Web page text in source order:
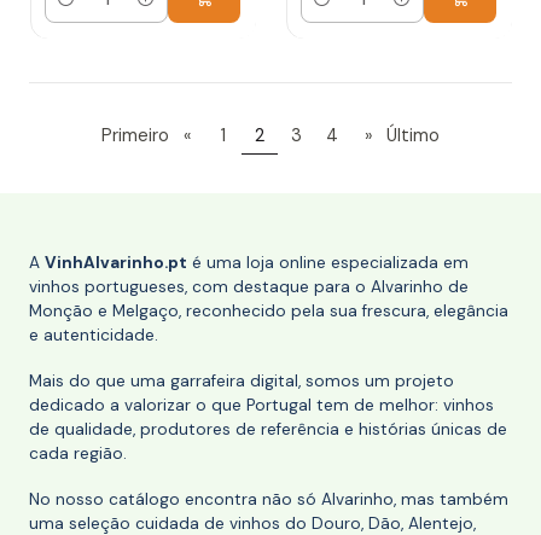
Quantidade Quantidade
Primeiro « 1 2 3 4 » Último
A VinhAlvarinho.pt é uma loja online especializada em
vinhos portugueses, com destaque para o Alvarinho de
Monção e Melgaço, reconhecido pela sua frescura, elegância
e autenticidade.
Mais do que uma garrafeira digital, somos um projeto
dedicado a valorizar o que Portugal tem de melhor: vinhos
de qualidade, produtores de referência e histórias únicas de
cada região.
No nosso catálogo encontra não só Alvarinho, mas também
uma seleção cuidada de vinhos do Douro, Dão, Alentejo,